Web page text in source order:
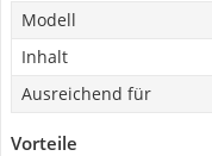
Modell
Inhalt
Ausreichend für
Vorteile